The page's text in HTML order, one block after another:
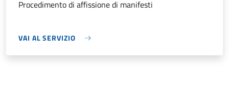
Procedimento di affissione di manifesti
VAI AL SERVIZIO